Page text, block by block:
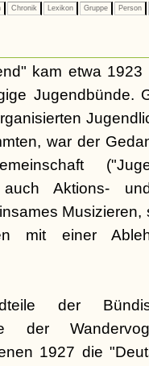
Chronik Lexikon Gruppe Person
kam etwa
Jugendbünde.
war der
Aktions-
mit einer
der
der
1927 die